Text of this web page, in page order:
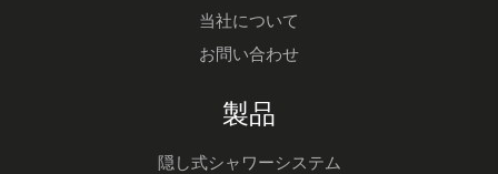
当社について
お問い合わせ
製品
隠し式シャワーシステム